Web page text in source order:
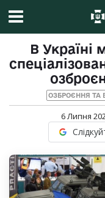
В Україні
ОЗБРОЄННЯ ТА
6 Липня